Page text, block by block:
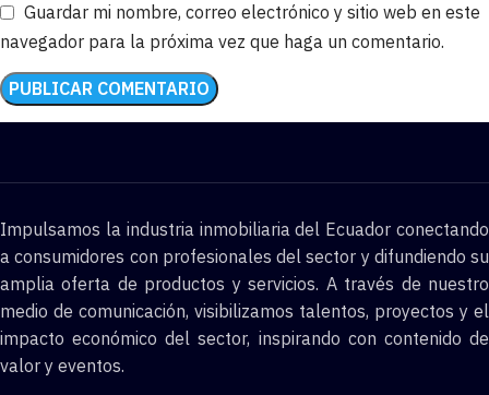
Guardar mi nombre, correo electrónico y sitio web en este
navegador para la próxima vez que haga un comentario.
Impulsamos la industria inmobiliaria del Ecuador conectando
a consumidores con profesionales del sector y difundiendo su
amplia oferta de productos y servicios. A través de nuestro
medio de comunicación, visibilizamos talentos, proyectos y el
impacto económico del sector, inspirando con contenido de
valor y eventos.